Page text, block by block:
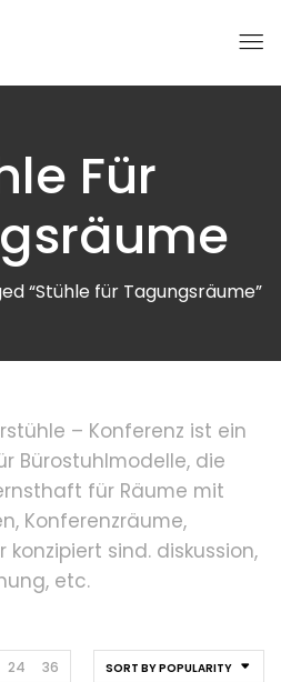
Für
“Stühle für Tagungsräume”
– Konferenz ist ein
Bürostuhlmodelle, die
für Räume mit
Konferenzräume,
sind. diskussion,
etc.
SORT BY POPULARITY
24 36